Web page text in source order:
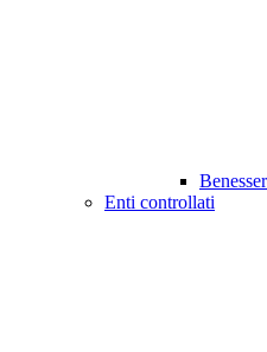
Enti controllati